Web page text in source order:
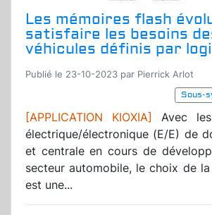
Les mémoires flash
satisfaire les besoins
véhicules définis par
Publié le 23-10-2023 par Pierrick Arlot
Sous-
[APPLICATION KIOXIA]
Avec
électrique/électronique (E/E) de
et centrale en cours de
secteur automobile, le choix de
est une...